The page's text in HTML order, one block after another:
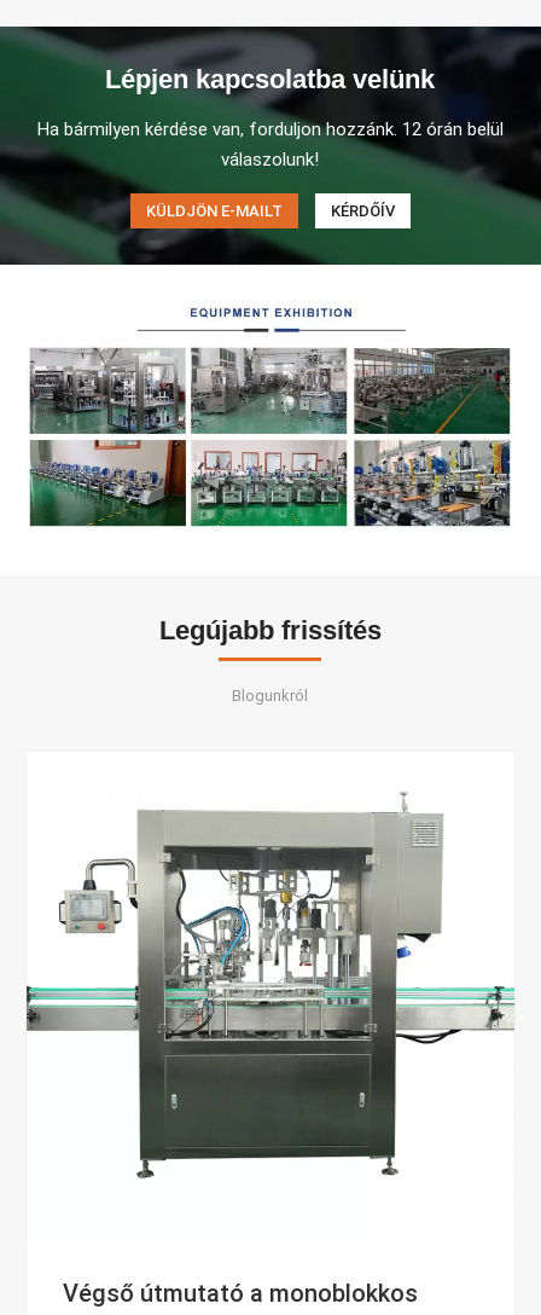
Lépjen kapcsolatba velünk
Ha bármilyen kérdése van, forduljon hozzánk. 12 órán belül
válaszolunk!
KÜLDJÖN E-MAILT KÉRDŐÍV
Legújabb frissítés
Blogunkról
Végső útmutató a monoblokkos